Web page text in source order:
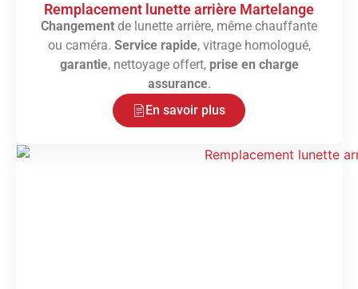
Remplacement lunette arrière Martelange
Changement de lunette arrière, même chauffante
ou caméra. Service rapide, vitrage homologué,
garantie, nettoyage offert, prise en charge
assurance.
En savoir plus